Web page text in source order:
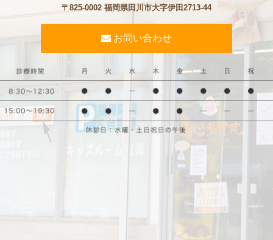
〒825-0002 福岡県田川市大字伊田2713-44
お問い合わせ